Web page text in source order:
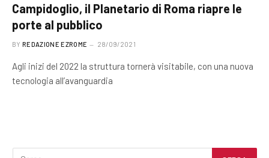
Campidoglio, il Planetario di Roma riapre le
porte al pubblico
BY REDAZIONE EZROME 28/09/2021
Agli inizi del 2022 la struttura tornerà visitabile, con una nuova
tecnologia all’avanguardia